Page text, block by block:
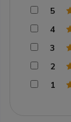
5
4
3
2
1